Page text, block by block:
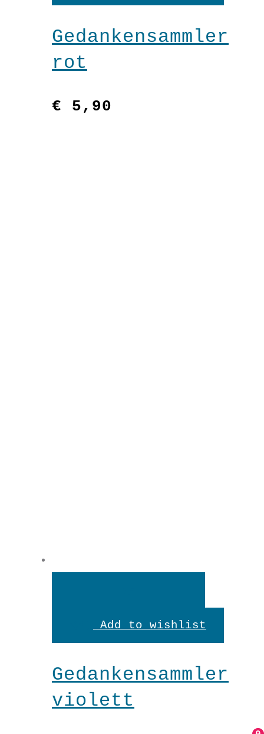
Gedankensammler
rot
€ 5,90
den
Add to wishlist
Gedankensammler
violett